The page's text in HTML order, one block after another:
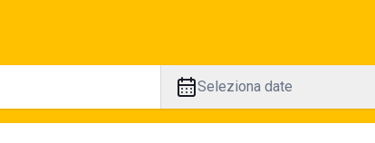
Seleziona date